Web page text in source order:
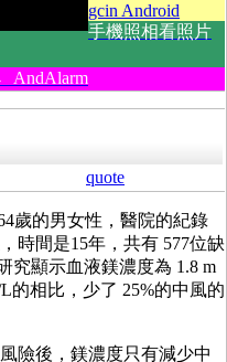
gcin Android
手機照相看照片
AndAlarm
quote
歲的男女性，醫院的紀錄
時間是15年，共有 577位缺
究顯示血液鎂濃度為 1.8 m
的相比，少了 25%的中風的
險後，鎂濃度只有減少中